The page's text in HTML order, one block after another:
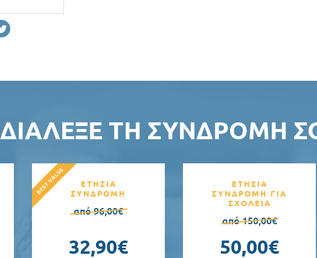
ΔΙΆΛΕΞΕ ΤΗ ΣΥΝΔΡΟΜΉ
ΕΤΗΣΙΑ
ΣΥΝΔΡΟΜΗ
από 96,00€
32,90€
ΕΤΗΣΙΑ
ΣΥΝΔΡΟΜΗ ΓΙΑ
ΣΧΟΛΕΙΑ
από 150,00€
50,00€